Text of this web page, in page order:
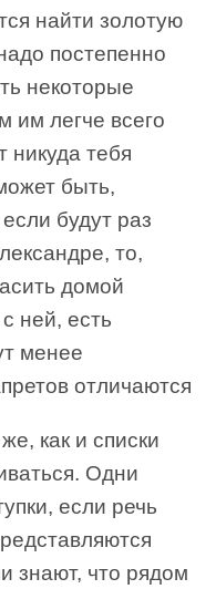
найти золотую
постепенно
некоторые
им легче всего
никуда тебя
быть,
будут раз
то,
домой
ней, есть
менее
отличаются
как и списки
Одни
если речь
знают, что рядом